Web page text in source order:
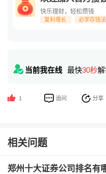
快乐理财，轻松攒钱
复利增长 必学存钱法
当前我在线 最快30秒
1 追问 分享
相关问题
郑州十大证券公司排名有